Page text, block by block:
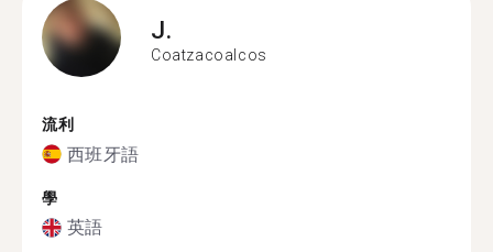
J.
Coatzacoalcos
流利
西班牙語
學
英語